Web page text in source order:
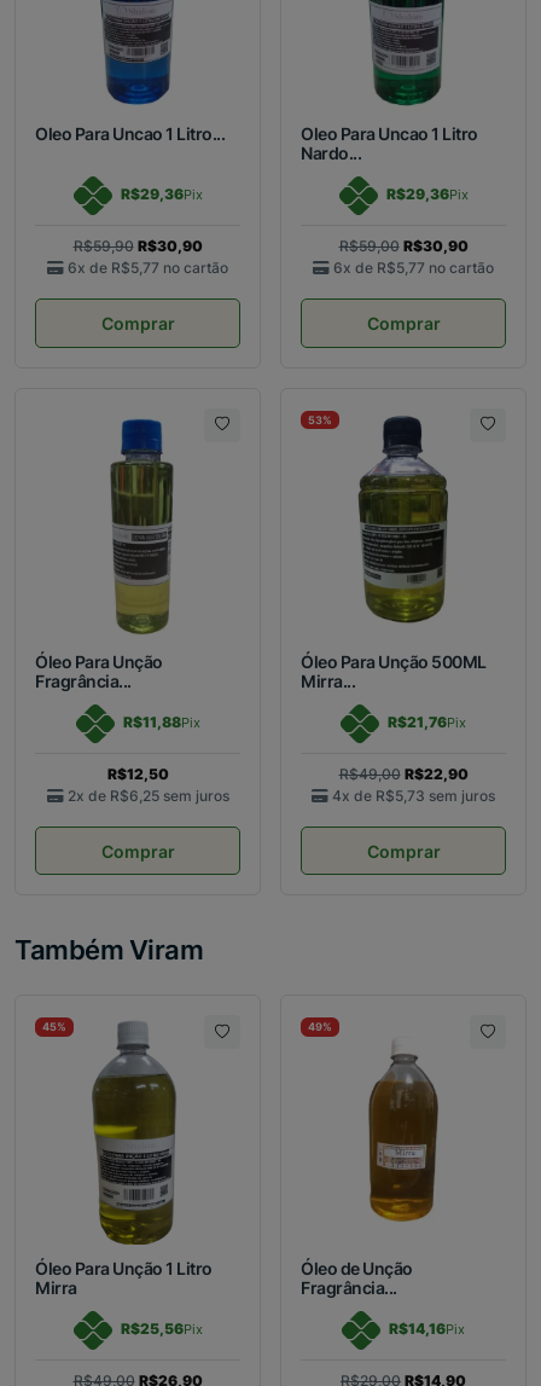
Oleo Para Uncao 1 Litro...
R$29,36Pix
R$59,90 R$30,90
6x de R$5,77 no cartão
Comprar
Oleo Para Uncao 1 Litro
Nardo...
R$29,36Pix
R$59,00 R$30,90
6x de R$5,77 no cartão
Comprar
Óleo Para Unção
Fragrância...
R$11,88Pix
R$12,50
2x de R$6,25 sem juros
Comprar
53%
Óleo Para Unção 500ML
Mirra...
R$21,76Pix
R$49,00 R$22,90
4x de R$5,73 sem juros
Comprar
Também Viram
45%
Óleo Para Unção 1 Litro
Mirra
R$25,56Pix
R$49,00 R$26,90
49%
Óleo de Unção
Fragrância...
R$14,16Pix
R$29,00 R$14,90